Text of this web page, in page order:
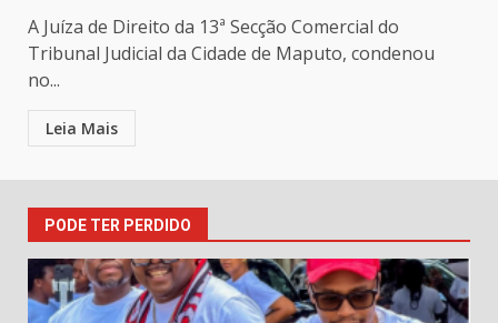
A Juíza de Direito da 13ª Secção Comercial do
Tribunal Judicial da Cidade de Maputo, condenou
no...
Leia Mais
PODE TER PERDIDO